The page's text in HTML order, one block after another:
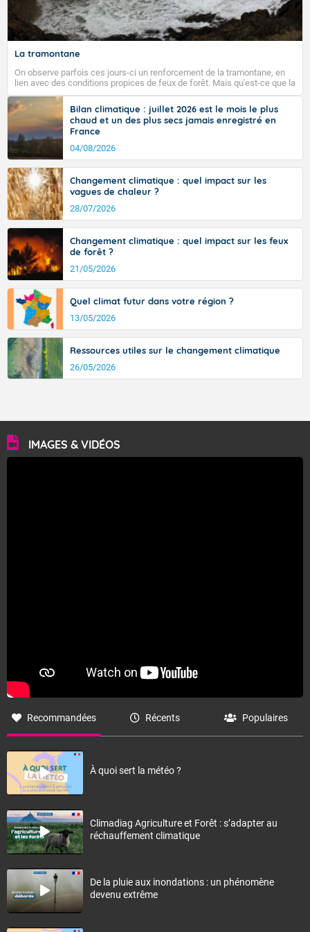
Fermer
La tramontane
On observe parfois ces jours-ci un renforcement de la tramontane, en
lien avec des conditions propices de feux de forêt. Mais qu'est-ce que la
tramontane ? Quelles sont ses caractéristiques ? La tramontane est un
vent turbulent soufflant de secteur nord-ouest à nord, ou ouest à nord-
ouest, dans un secteur qui part du Roussillon à la vallée de l’Aude et à
l’ouest de l’Hérault. L’étymologie de ce vent vient du latin trasmontanus,
signifiant au-delà des monts, en allusion aux régions montagneuses
d’où provient ce vent.
Bilan climatique : juillet 2026 est le mois le plus
chaud et un des plus secs jamais enregistré en
France
04/08/2026
Changement climatique : quel impact sur les
vagues de chaleur ?
28/07/2026
Changement climatique : quel impact sur les feux
de forêt ?
21/05/2026
Quel climat futur dans votre région ?
13/05/2026
Ressources utiles sur le changement climatique
26/05/2026
IMAGES & VIDÉOS
Recommandées Récents Populaires
À quoi sert la météo ?
Climadiag Agriculture et Forêt : s’adapter au
réchauffement climatique
De la pluie aux inondations : un phénomène
devenu extrême